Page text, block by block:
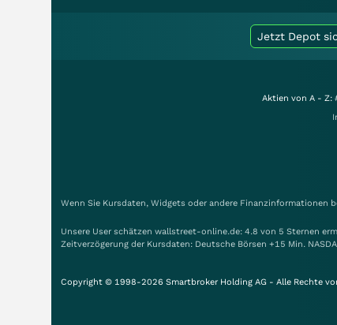
Jetzt Depot
Aktien von A - Z:
Wenn Sie Kursdaten, Widgets oder andere Finanzinformationen
Unsere User schätzen wallstreet-online.de: 4.8 von 5 Sternen
Zeitverzögerung der Kursdaten: Deutsche Börsen +15 Min.
Copyright © 1998-2026 Smartbroker Holding AG - Alle Rechte